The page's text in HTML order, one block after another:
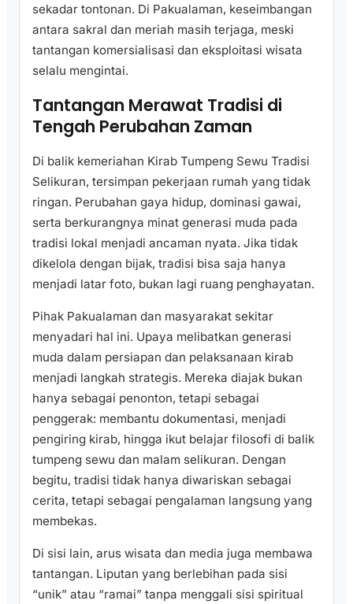
sekadar tontonan. Di Pakualaman, keseimbangan
antara sakral dan meriah masih terjaga, meski
tantangan komersialisasi dan eksploitasi wisata
selalu mengintai.
Tantangan Merawat Tradisi di
Tengah Perubahan Zaman
Di balik kemeriahan Kirab Tumpeng Sewu Tradisi
Selikuran, tersimpan pekerjaan rumah yang tidak
ringan. Perubahan gaya hidup, dominasi gawai,
serta berkurangnya minat generasi muda pada
tradisi lokal menjadi ancaman nyata. Jika tidak
dikelola dengan bijak, tradisi bisa saja hanya
menjadi latar foto, bukan lagi ruang penghayatan.
Pihak Pakualaman dan masyarakat sekitar
menyadari hal ini. Upaya melibatkan generasi
muda dalam persiapan dan pelaksanaan kirab
menjadi langkah strategis. Mereka diajak bukan
hanya sebagai penonton, tetapi sebagai
penggerak: membantu dokumentasi, menjadi
pengiring kirab, hingga ikut belajar filosofi di balik
tumpeng sewu dan malam selikuran. Dengan
begitu, tradisi tidak hanya diwariskan sebagai
cerita, tetapi sebagai pengalaman langsung yang
membekas.
Di sisi lain, arus wisata dan media juga membawa
tantangan. Liputan yang berlebihan pada sisi
“unik” atau “ramai” tanpa menggali sisi spiritual